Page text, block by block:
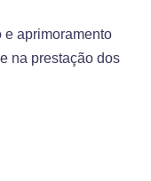
e aprimoramento
na prestação dos